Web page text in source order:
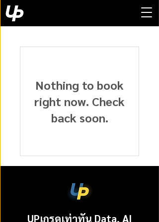
Nothing to book
right now. Check
back soon.
UPเกรดเท่าทัน Data, AI